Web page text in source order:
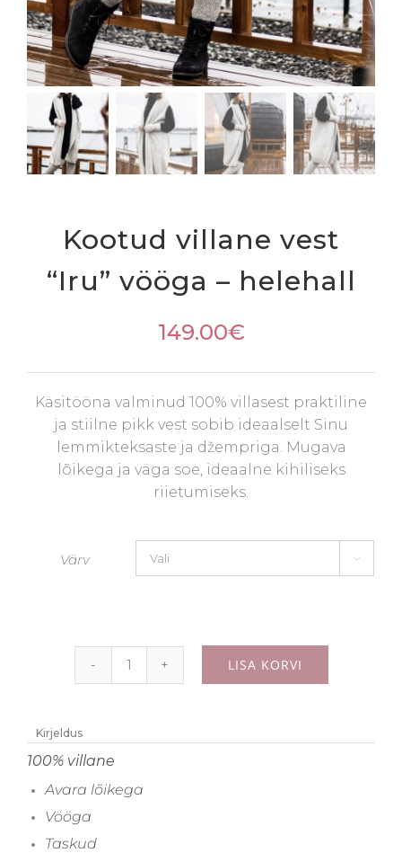
Kootud villane vest
“Iru” vööga – helehall
149.00€
Käsitööna valminud 100% villasest praktiline
ja stiilne pikk vest sobib ideaalselt Sinu
lemmikteksaste ja džempriga. Mugava
lõikega ja väga soe, ideaalne kihiliseks
riietumiseks.
Värv 
vööga
LISA KORVI
Kirjeldus
100% villane
Avara lõikega
Vööga
Taskud